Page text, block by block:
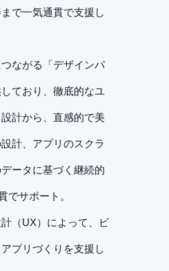
で一気通貫で支援し
ながる「デザインパ
ており、徹底的なユ
計から、直感的で美
計、アプリのスクラ
ータに基づく継続的
でサポート。
（UX）によって、ビ
プリづくりを支援し